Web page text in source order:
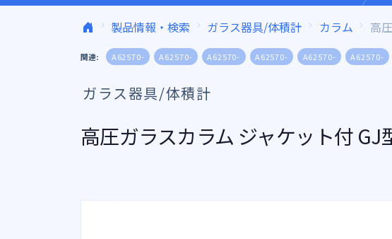
製品情報・検索 ガラス器具/体積計 カラム 高
関連: A62570- A62570- A62570- A62570- A62570- A62570-
ガラス器具/体積計
高圧ガラスカラム ジャケット付